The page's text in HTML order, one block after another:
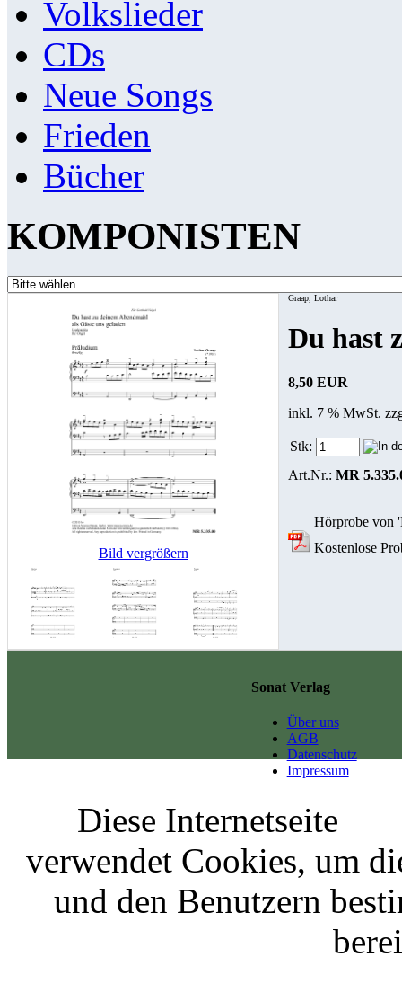
Volkslieder
CDs
Neue Songs
Frieden
Bücher
KOMPONISTEN
Bild vergrößern
Graap, Lothar
Du hast
8,50 EUR
inkl. 7 % MwSt.
Stk:
Art.Nr.: MR
Hörprobe von
Kostenlose
Sonat Verlag
Über uns
AGB
Datenschutz
Impressum
Diese Internetseite
verwendet Cookies, um
und den Benutzern